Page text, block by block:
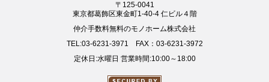
〒125-0041
東京都葛飾区東金町1-40-4 仁ビル４階
仲介手数料無料のモノホーム株式会社
TEL:03-6231-3971 FAX：03-6231-3972
定休日:水曜日 営業時間:10:00～18:00